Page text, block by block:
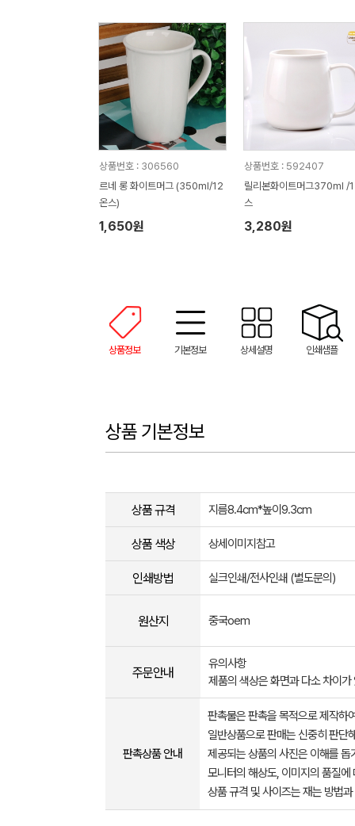
상품번호 : 306560
르네 롱 화이트머그 (350ml/12
온스)
1,650원
상품번호 : 592407
릴리본화이트머그370ml /
스
3,280원
상품정보 기본정보 상세설명 인쇄샘플
상품 기본정보
상품 규격 지름8.4cm*높이9.3cm
상품 색상 상세이미지참고
인쇄방법 실크인쇄/전사인쇄 (별도문의)
원산지 중국oem
주문안내
유의사항
제품의 색상은 화면과 다소 차이가
판촉상품 안내
판촉물은 판촉을 목적으로 제작하
일반상품으로 판매는 신중히 판단
제공되는 상품의 사진은 이해를
모니터의 해상도, 이미지의 품질
상품 규격 및 사이즈는 재는 방법